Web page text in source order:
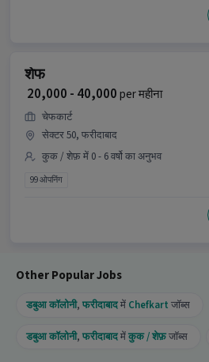
शेफ
₹ 20,000 - 40,000per महीना
चेफकार्ट
सेक्टर 50, फरीदाबाद
कुक / शेफ़ में 0 - 6 वर्षो का अनुभव
99 ओपनिंग
Other Popular Jobs
डबुआ कॉलोनी, फरीदाबादमें Chefkart जॉब्स
डबुआ कॉलोनी, फरीदाबादमेंकुक / शेफ़जॉब्स